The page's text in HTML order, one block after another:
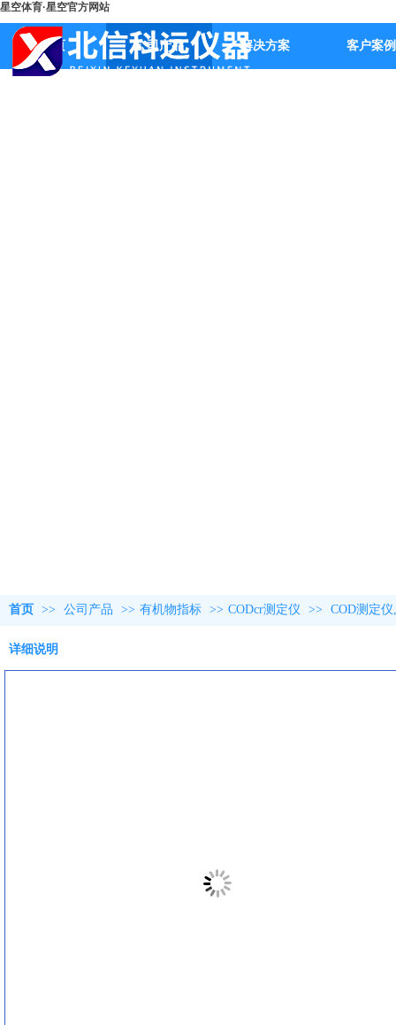
星空体育·星空官方网站
首页 公司产品 解决方案 客户案例
首页 >> 公司产品 >> 有机物指标 >> CODcr测定仪 >> COD测定
详细说明